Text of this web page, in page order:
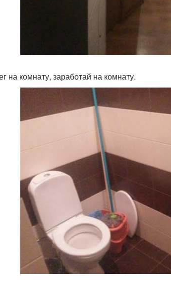
на комнату, заработай на комнату.